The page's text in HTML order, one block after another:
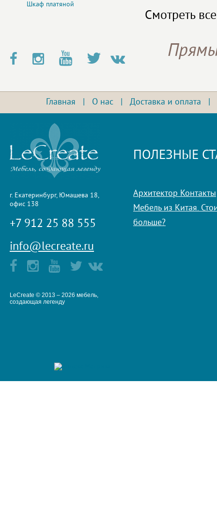
Шкаф платяной
Смотреть
Главная О нас Доставка и оплата
г. Екатеринбург, Юмашева 18,
офис 138
+7 912 25 88 555
info@lecreate.ru
LeCreate © 2013 – 2026 мебель,
создающая легенду
ПОЛЕЗНЫЕ
Архитектор Контакты
Мебель из Китая.
больше?